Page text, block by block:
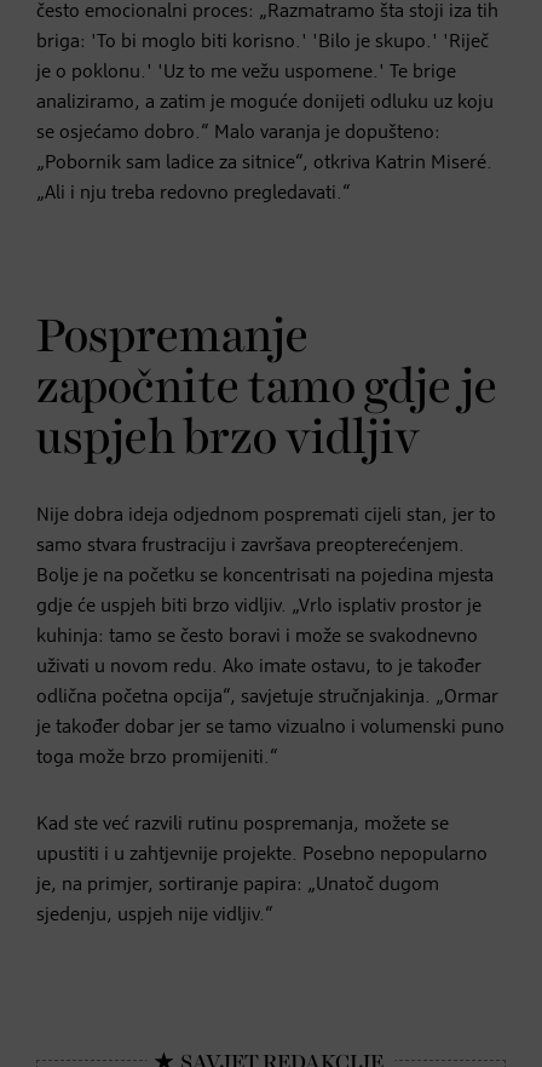
često emocionalni proces: „Razmatramo šta stoji iza tih
briga: 'To bi moglo biti korisno.' 'Bilo je skupo.' 'Riječ
je o poklonu.' 'Uz to me vežu uspomene.' Te brige
analiziramo, a zatim je moguće donijeti odluku uz koju
se osjećamo dobro.“ Malo varanja je dopušteno:
„Pobornik sam ladice za sitnice“, otkriva Katrin Miseré.
„Ali i nju treba redovno pregledavati.“
Pospremanje
započnite tamo gdje je
uspjeh brzo vidljiv
Nije dobra ideja odjednom pospremati cijeli stan, jer to
samo stvara frustraciju i završava preopterećenjem.
Bolje je na početku se koncentrisati na pojedina mjesta
gdje će uspjeh biti brzo vidljiv. „Vrlo isplativ prostor je
kuhinja: tamo se često boravi i može se svakodnevno
uživati u novom redu. Ako imate ostavu, to je također
odlična početna opcija“, savjetuje stručnjakinja. „Ormar
je također dobar jer se tamo vizualno i volumenski puno
toga može brzo promijeniti.“
Kad ste već razvili rutinu pospremanja, možete se
upustiti i u zahtjevnije projekte. Posebno nepopularno
je, na primjer, sortiranje papira: „Unatoč dugom
sjedenju, uspjeh nije vidljiv.“